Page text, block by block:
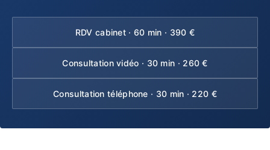
RDV cabinet · 60 min · 390 €
Consultation vidéo · 30 min · 260 €
Consultation téléphone · 30 min · 220 €